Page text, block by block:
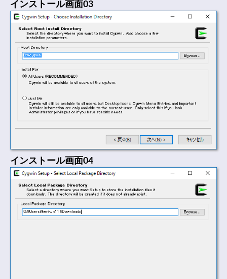
インストール画面03
インストール画面04